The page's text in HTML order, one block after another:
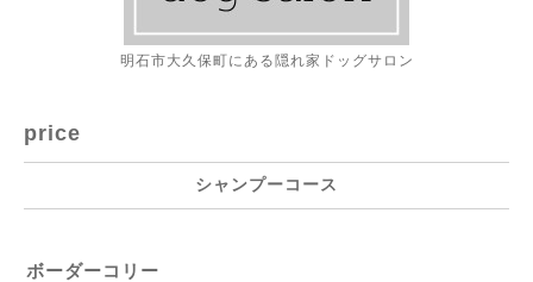
明石市大久保町にある隠れ家ドッグサロン
price
シャンプーコース
ボーダーコリー